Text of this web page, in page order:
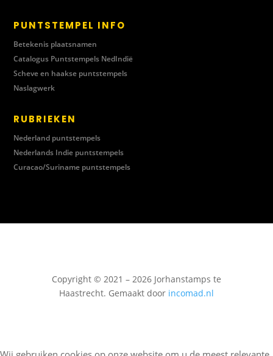
PUNTSTEMPEL INFO
Betekenis plaatsnamen
Catalogus Puntstempels NedIndië
Scheve en haakse puntstempels
Naslagwerk
RUBRIEKEN
Nederland puntstempels
Nederlands Indie puntstempels
Curacao/Suriname puntstempels
Copyright © 2021 – 2026 Jorhanstamps te
Haastrecht. Gemaakt door incomad.nl